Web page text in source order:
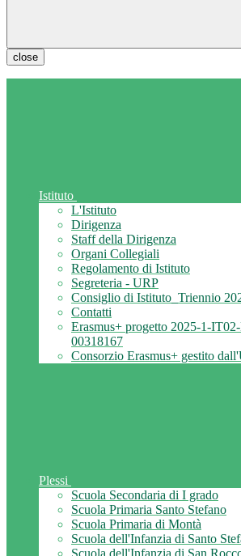
close
Istituto
L'Istituto
Dirigenza
Staff della Dirigenza
Organi Collegiali
Regolamento di Istituto
Segreteria - URP
Consiglio di Istituto_Triennio
Contatti
Erasmus+ progetto 2025-1-
00318167
Consorzio Erasmus+ gestito
Plessi
Scuola Secondaria di I grado
Scuola Primaria Santo Stefano
Scuola Primaria di Montà
Scuola dell'Infanzia di Santo